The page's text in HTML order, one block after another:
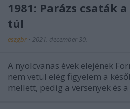
1981: Parázs csaták
túl
eszgbr • 2021. december 30.
A nyolcvanas évek elejének
nem vetül elég figyelem a
mellett, pedig a versenyek és